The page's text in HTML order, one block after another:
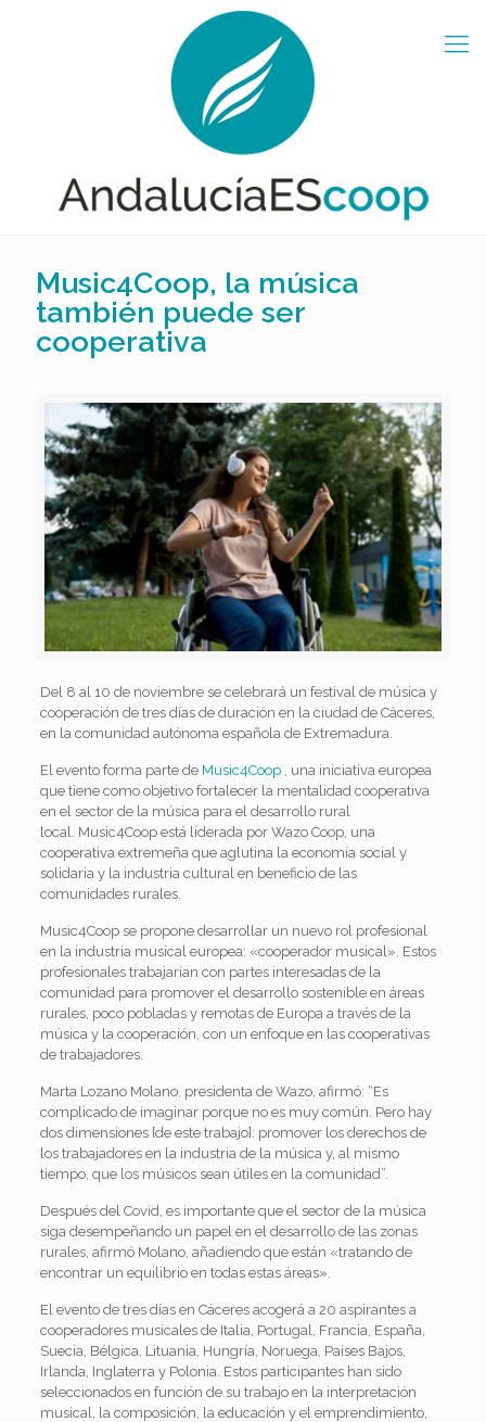
Music4Coop, la música
también puede ser
cooperativa
Del 8 al 10 de noviembre se celebrará un festival de música y
cooperación de tres días de duración en la ciudad de Cáceres,
en la comunidad autónoma española de Extremadura.
El evento forma parte de Music4Coop, una iniciativa europea
que tiene como objetivo fortalecer la mentalidad cooperativa
en el sector de la música para el desarrollo rural
local. Music4Coop está liderada por Wazo Coop, una
cooperativa extremeña que aglutina la economía social y
solidaria y la industria cultural en beneficio de las
comunidades rurales.
Music4Coop se propone desarrollar un nuevo rol profesional
en la industria musical europea: «cooperador musical». Estos
profesionales trabajarían con partes interesadas de la
comunidad para promover el desarrollo sostenible en áreas
rurales, poco pobladas y remotas de Europa a través de la
música y la cooperación, con un enfoque en las cooperativas
de trabajadores.
Marta Lozano Molano, presidenta de Wazo, afirmó: “Es
complicado de imaginar porque no es muy común. Pero hay
dos dimensiones [de este trabajo]: promover los derechos de
los trabajadores en la industria de la música y, al mismo
tiempo, que los músicos sean útiles en la comunidad”.
Después del Covid, es importante que el sector de la música
siga desempeñando un papel en el desarrollo de las zonas
rurales, afirmó Molano, añadiendo que están «tratando de
encontrar un equilibrio en todas estas áreas».
El evento de tres días en Cáceres acogerá a 20 aspirantes a
cooperadores musicales de Italia, Portugal, Francia, España,
Suecia, Bélgica, Lituania, Hungría, Noruega, Países Bajos,
Irlanda, Inglaterra y Polonia. Estos participantes han sido
seleccionados en función de su trabajo en la interpretación
musical, la composición, la educación y el emprendimiento,